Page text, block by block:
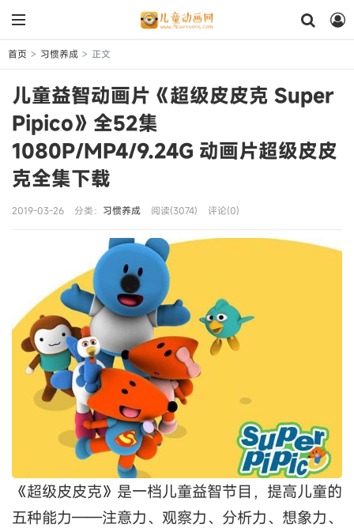
首页 > 习惯养成 > 正文
儿童益智动画片《超级皮皮克 Super
Pipico》全52集
1080P/MP4/9.24G 动画片超级皮皮
克全集下载
2019-03-26 分类： 习惯养成 阅读(3074) 评论(0)
《超级皮皮克》是一档儿童益智节目，提高儿童的
五种能力——注意力、观察力、分析力、想象力、